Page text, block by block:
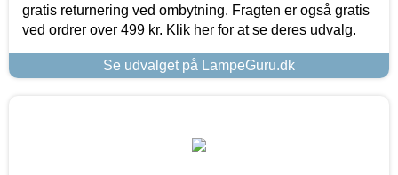
gratis returnering ved ombytning. Fragten er også gratis
ved ordrer over 499 kr. Klik her for at se deres udvalg.
Se udvalget på LampeGuru.dk